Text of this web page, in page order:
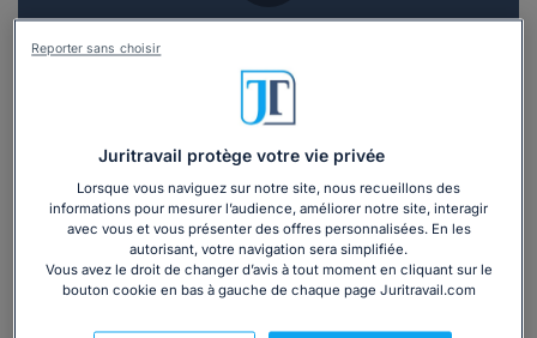
Vous souhaitez un RDV en cabinet avec un
avocat ?
Recevoir des devis d'avocats
3 devis en 48h
Juritravail protège votre vie privée
Lorsque vous naviguez sur notre site, nous recueillons des
informations pour mesurer l’audience, améliorer notre site, interagir
avec vous et vous présenter des offres personnalisées. En les
autorisant, votre navigation sera simplifiée.
Vous avez le droit de changer d’avis à tout moment en cliquant sur le
bouton cookie en bas à gauche de chaque page Juritravail.com
Reporter sans choisir